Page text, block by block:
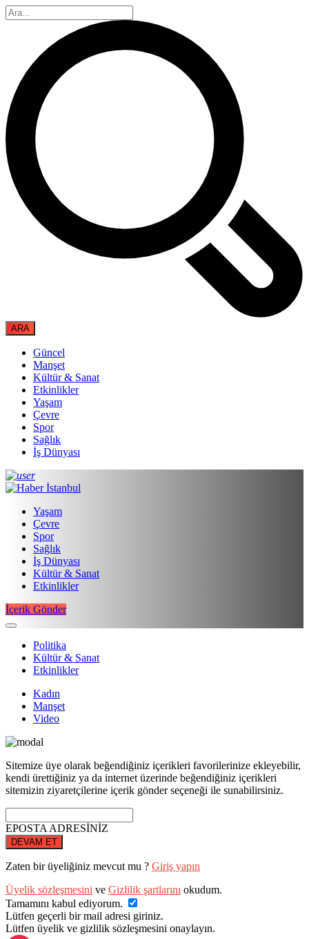
Güncel
Manşet
Kültür & Sanat
Etkinlikler
Yaşam
Çevre
Spor
Sağlık
İş Dünyası
Yaşam
Çevre
Spor
Sağlık
İş Dünyası
Kültür & Sanat
Etkinlikler
İçerik Gönder
Politika
Kültür & Sanat
Etkinlikler
Kadın
Manşet
Video
Sitemize üye olarak beğendiğiniz içerikleri favorilerinize ekleyebilir,
kendi ürettiğiniz ya da internet üzerinde beğendiğiniz içerikleri
sitemizin ziyaretçilerine içerik gönder seçeneği ile sunabilirsiniz.
EPOSTA ADRESİNİZ
DEVAM ET
Zaten bir üyeliğiniz mevcut mu ? Giriş yapın
Üyelik sözleşmesini ve Gizlilik şartlarını okudum.
Tamamını kabul ediyorum.
Lütfen geçerli bir mail adresi giriniz.
Lütfen üyelik ve gizlilik sözleşmesini onaylayın.